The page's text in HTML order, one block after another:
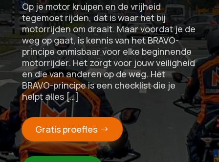
Op je motor kruipen en de vrijheid
tegemoet rijden, dat is waar het bij
motorrijden om draait. Maar voordat je de
weg op gaat, is kennis van het BRAVO-
principe onmisbaar voor elke beginnende
motorrijder. Het zorgt voor jouw veiligheid
en die van anderen op de weg. Het
BRAVO-principe is een checklist die je
helpt alles […]
Gratis proefles